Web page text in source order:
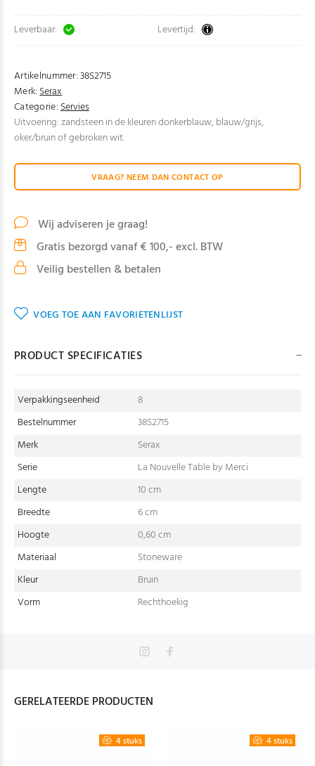
Leverbaar: Levertijd:
Artikelnummer:38S2715
Merk:Serax
Categorie:Servies
Uitvoering: zandsteen in de kleuren donkerblauw, blauw/grijs,
oker/bruin of gebroken wit.
VRAAG? NEEM DAN CONTACT OP
Wij adviseren je graag!
Gratis bezorgd vanaf € 100,- excl. BTW
Veilig bestellen & betalen
VOEG TOE AAN FAVORIETENLIJST
PRODUCT SPECIFICATIES
Verpakkingseenheid
8
Bestelnummer
38S2715
Merk
Serax
Serie
La Nouvelle Table by Merci
Lengte
10 cm
Breedte
6 cm
Hoogte
0,60 cm
Materiaal
Stoneware
Kleur
Bruin
Vorm
Rechthoekig
GERELATEERDE PRODUCTEN
4 stuks 4 stuks